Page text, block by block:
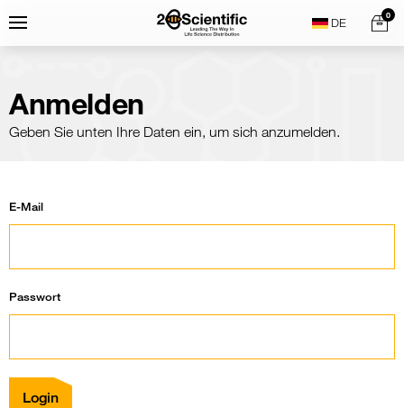
toMenu
Home
0
Anmelden
Geben Sie unten Ihre Daten ein, um sich anzumelden.
E-Mail
Passwort
Login